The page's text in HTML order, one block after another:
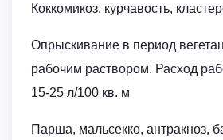
Коккомикоз, курчавость,
Опрыскивание в период
рабочим раствором. Расход
15-25 л/100 кв. м
Парша, мальсекко, антракноз,